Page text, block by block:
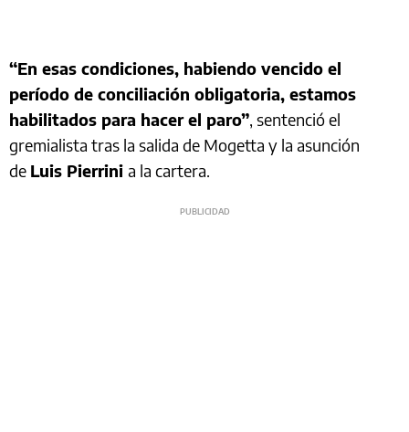
“En esas condiciones, habiendo vencido el
período de conciliación obligatoria, estamos
habilitados para hacer el paro”, sentenció el
gremialista tras la salida de Mogetta y la asunción
de Luis Pierrini a la cartera.